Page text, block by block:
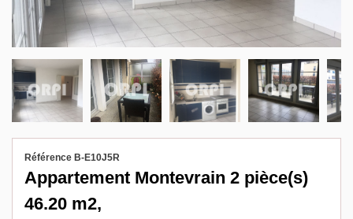
Biens vendus
Contact
Référence B-E10J5R
Appartement Montevrain 2 pièce(s)
46.20 m2,